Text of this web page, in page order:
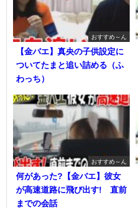
おすすめ～ん
【金バエ】真央の子供設定に
ついてたまと追い詰める（ふ
わっち）
おすすめ～ん
何があった?【金バエ】彼女
が高速道路に飛び出す! 直前
までの会話